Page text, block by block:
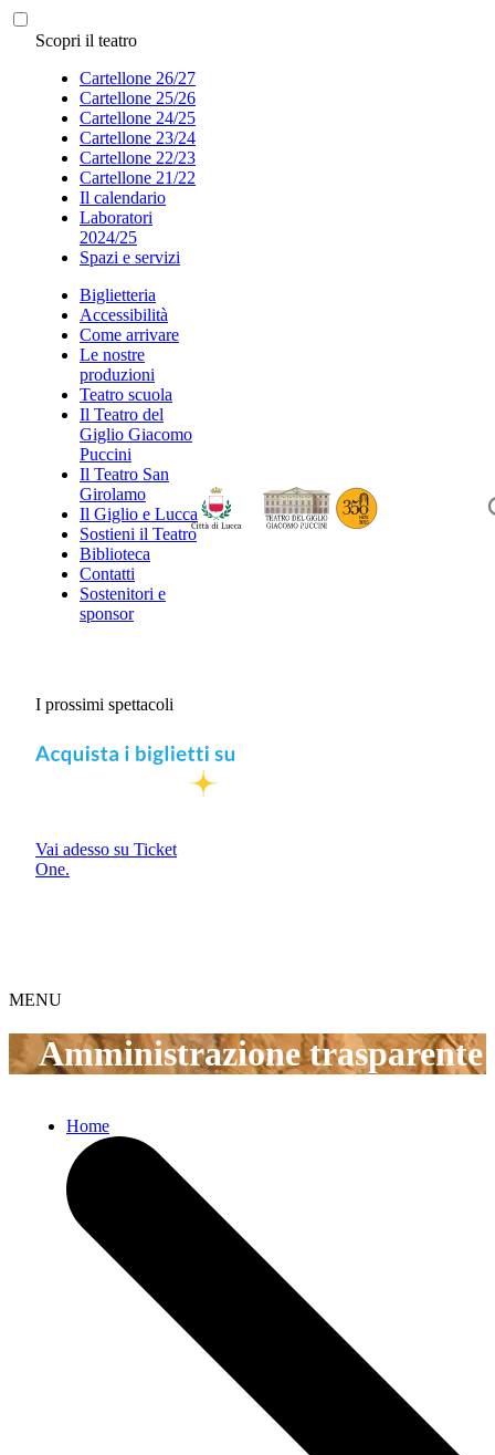
Scopri il teatro
Cartellone 26/27
Cartellone 25/26
Cartellone 24/25
Cartellone 23/24
Cartellone 22/23
Cartellone 21/22
Il calendario
Laboratori
2024/25
Spazi e servizi
Biglietteria
Accessibilità
Come arrivare
Le nostre
produzioni
Teatro scuola
Il Teatro del
Giglio Giacomo
Puccini
Il Teatro San
Girolamo
Il Giglio e Lucca
Sostieni il Teatro
Biblioteca
Contatti
Sostenitori e
sponsor
I prossimi spettacoli
Vai adesso su Ticket
One.
MENU
Amministrazione trasparente
Home